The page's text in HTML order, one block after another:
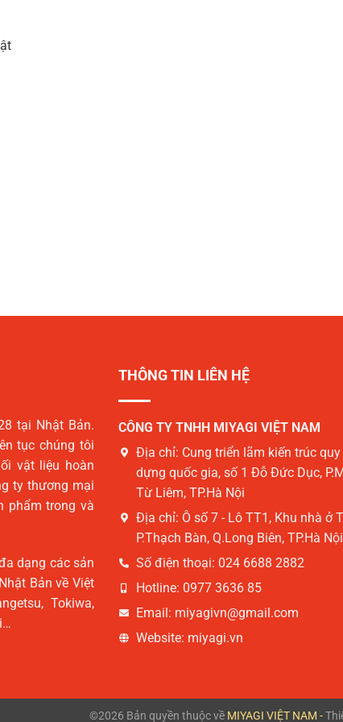
tại Nhật Bản.
tục chúng tôi
vật liệu hoàn
ty thương mại
phẩm trong và
dạng các sản
Bản về Việt
Tokiwa,
THÔNG TIN LIÊN HỆ
CÔNG TY TNHH MIYAGI VIỆT NAM
Địa chỉ: Cung triển lãm kiến trúc
dựng quốc gia, số 1 Đỗ Đức Dục,
Từ Liêm, TP.Hà Nội
Địa chỉ: Ô số 7 - Lô TT1, Khu nhà ở
P.Thạch Bàn, Q.Long Biên, TP.Hà Nội
Số điện thoại: 024 6688 2882
Hotline: 0977 3636 85
Email: miyagivn@gmail.com
Website: miyagi.vn
©2026 Bản quyền thuộc về MIYAGI VIỆT NAM -